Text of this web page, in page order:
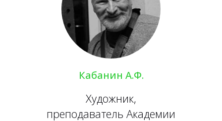
Кабанин А.Ф.
Художник,
преподаватель Академии